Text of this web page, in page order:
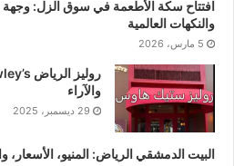
افتتاح سكة الأطعمة في سوق الزل: وجهة
والنكهات العالمية
5 مارس، 2026
والآراء
29 ديسمبر، 2025
البيت الدمشقي الرياض: المنيو، الأسعار،